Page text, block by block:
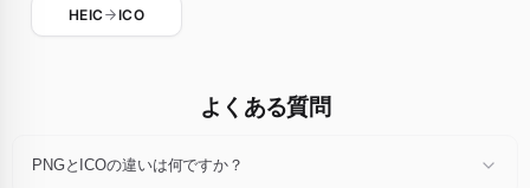
HEIC ICO
よくある質問
PNGとICOの違いは何ですか？